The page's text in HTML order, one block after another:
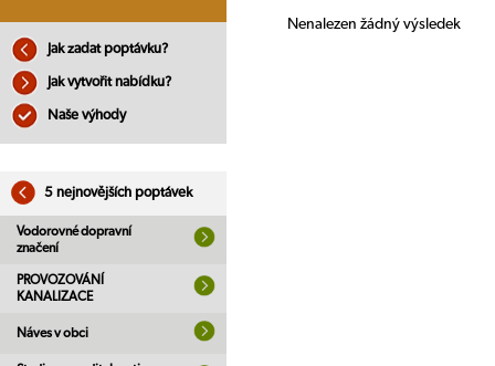
Jak zadat poptávku?
Jak vytvořit nabídku?
Naše výhody
5 nejnovějších poptávek
Vodorovné dopravní
značení
PROVOZOVÁNÍ
KANALIZACE
Náves v obci
Nenalezen žádný výsledek